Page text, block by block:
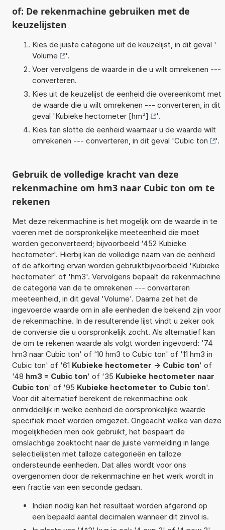
of: De rekenmachine gebruiken met de
keuzelijsten
Kies de juiste categorie uit de keuzelijst, in dit geval '
Volume
'.
Voer vervolgens de waarde in die u wilt omrekenen ---
converteren.
Kies uit de keuzelijst de eenheid die overeenkomt met
de waarde die u wilt omrekenen --- converteren, in dit
geval 'Kubieke hectometer [hm³]
'.
Kies ten slotte de eenheid waarnaar u de waarde wilt
omrekenen --- converteren, in dit geval 'Cubic ton '.
Gebruik de volledige kracht van deze
rekenmachine om hm3 naar Cubic ton om te
rekenen
Met deze rekenmachine is het mogelijk om de waarde in te
voeren met de oorspronkelijke meeteenheid die moet
worden geconverteerd; bijvoorbeeld '452 Kubieke
hectometer'. Hierbij kan de volledige naam van de eenheid
of de afkorting ervan worden gebruiktbijvoorbeeld 'Kubieke
hectometer' of 'hm3'. Vervolgens bepaalt de rekenmachine
de categorie van de te omrekenen --- converteren
meeteenheid, in dit geval 'Volume'. Daarna zet het de
ingevoerde waarde om in alle eenheden die bekend zijn voor
de rekenmachine. In de resulterende lijst vindt u zeker ook
de conversie die u oorspronkelijk zocht. Als alternatief kan
de om te rekenen waarde als volgt worden ingevoerd: '74
hm3 naar Cubic ton' of '10 hm3 to Cubic ton' of '11 hm3 in
Cubic ton' of '61 Kubieke hectometer -> Cubic ton' of
'48 hm3 = Cubic ton' of '35 Kubieke hectometer naar
Cubic ton' of '95 Kubieke hectometer to Cubic ton'.
Voor dit alternatief berekent de rekenmachine ook
onmiddellijk in welke eenheid de oorspronkelijke waarde
specifiek moet worden omgezet. Ongeacht welke van deze
mogelijkheden men ook gebruikt, het bespaart de
omslachtige zoektocht naar de juiste vermelding in lange
selectielijsten met talloze categorieën en talloze
ondersteunde eenheden. Dat alles wordt voor ons
overgenomen door de rekenmachine en het werk wordt in
een fractie van een seconde gedaan.
Indien nodig kan het resultaat worden afgerond op
een bepaald aantal decimalen wanneer dit zinvol is.